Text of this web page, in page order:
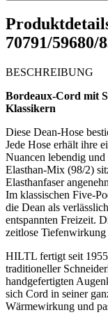
70791/59680/
BESCHREIBUNG
Bordeaux-Cord mit
Klassikern
Diese Dean-Hose
Jede Hose erhält ihre
Nuancen lebendig
Elasthan-Mix (98/2)
Elasthanfaser
Im klassischen Five-
die Dean als
entspannten Freizeit.
zeitlose
HILTL fertigt seit
traditioneller
handgefertigten
sich Cord in seiner
Wärmewirkung und